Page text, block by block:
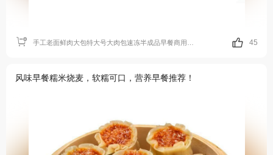
45
风味早餐糯米烧麦，软糯可口，营养早餐推荐！